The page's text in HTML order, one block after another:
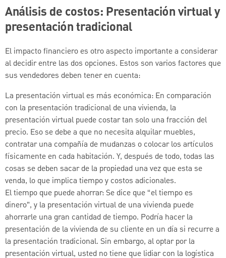
Análisis de costos: Presentación virtual y
presentación tradicional
El impacto financiero es otro aspecto importante a considerar
al decidir entre las dos opciones. Estos son varios factores que
sus vendedores deben tener en cuenta:
La presentación virtual es más económica: En comparación
con la presentación tradicional de una vivienda, la
presentación virtual puede costar tan solo una fracción del
precio. Eso se debe a que no necesita alquilar muebles,
contratar una compañía de mudanzas o colocar los artículos
físicamente en cada habitación. Y, después de todo, todas las
cosas se deben sacar de la propiedad una vez que esta se
venda, lo que implica tiempo y costos adicionales.
El tiempo que puede ahorrar: Se dice que “el tiempo es
dinero”, y la presentación virtual de una vivienda puede
ahorrarle una gran cantidad de tiempo. Podría hacer la
presentación de la vivienda de su cliente en un día si recurre a
la presentación tradicional. Sin embargo, al optar por la
presentación virtual, usted no tiene que lidiar con la logística